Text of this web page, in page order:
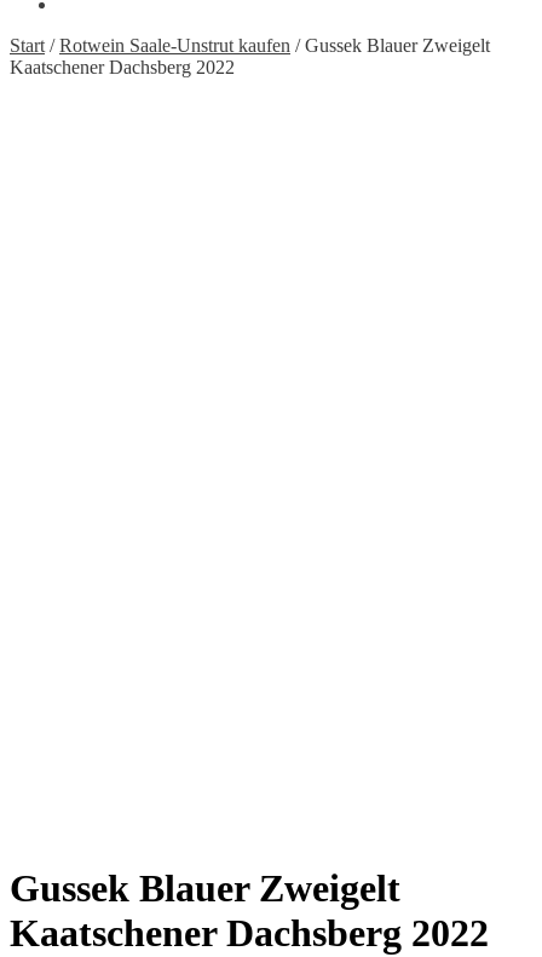
Start /Rotwein Saale-Unstrut kaufen /Gussek Blauer Zweigelt
Kaatschener Dachsberg 2022
Gussek Blauer Zweigelt
Kaatschener Dachsberg 2022